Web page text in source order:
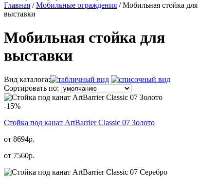
Главная /Мобильные ограждения /Мобильная стойка для
выставки
Мобильная стойка для
выставки
Вид каталога:
Сортировать по:
-15%
Стойка под канат ArtBarrier Classic 07 Золото
от 8694р.
от 7560р.